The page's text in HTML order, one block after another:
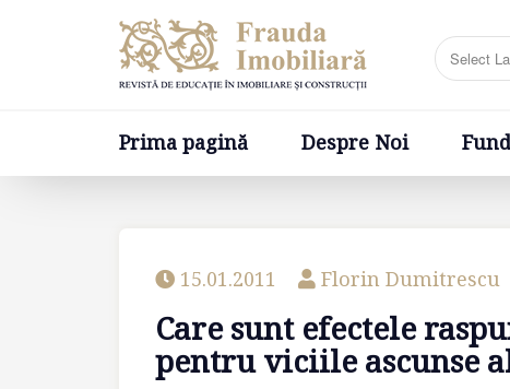
Prima pagină Despre Noi
Prima pagină Despre Noi
15.01.2011 Florin Dumitrescu
Care sunt efectele
pentru viciile ascunse